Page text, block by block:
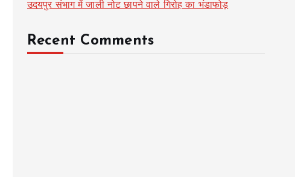
उदयपुर संभाग में जाली नोट छापने वाले गिरोह का भंडाफोड़
Recent Comments